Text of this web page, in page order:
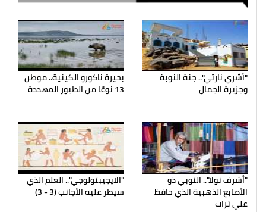
"أشري نارتي".. جنة النوبة
وجزيرة الجمال
بحيرة ناكورو الكينية.. موطن
13 نوعًا من الطيور المهددة
"أشرف نولا".. النوبي ذو
الأصابع الذهبية الذي حافظ
علي تراث
"الايجيبتولوجي".. العلم الذي
سيطر عليه الأجانب (3 - 3)